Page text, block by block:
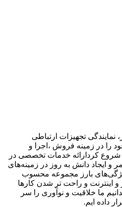
تجهیزات ارتباطی
از سال ۱۳۸۵ کار خود را در زمینه فروش ،اجرا و
شروع کردارائه خدمات تخصصی در
و ایجاد دانش به‌ روز در زمینه‌های
بارز مجموعه محسوب
و اینترنت و راحت تر شدن کارها
ما خلاقیت و نوآوری را سر
داده ایم.